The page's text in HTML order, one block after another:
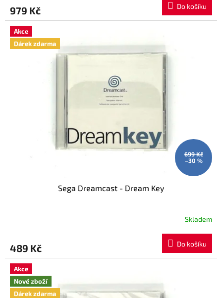
979 Kč Do košíku
Akce
Dárek zdarma
699 Kč
–30 %
Sega Dreamcast - Dream Key
Skladem
489 Kč Do košíku
Akce
Nové zboží
Dárek zdarma